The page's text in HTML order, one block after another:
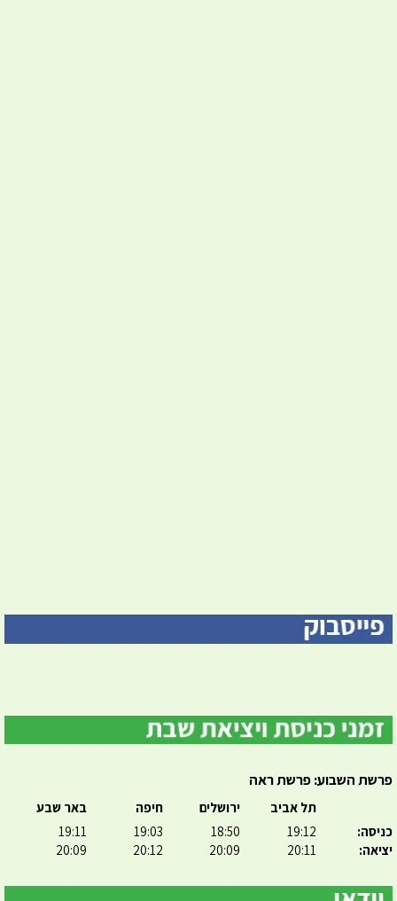
פרשת השבוע: פרשת ראה
כניסה:
יציאה:
תל אביב
19:12
20:11
ירושלים
18:50
20:09
חיפה
19:03
20:12
באר שבע
19:11
20:09